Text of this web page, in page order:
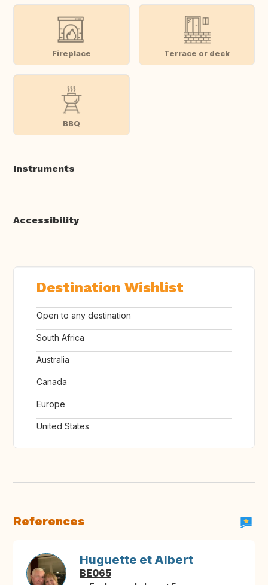
Fireplace Terrace or deck
BBQ
Instruments
Accessibility
Destination Wishlist
Open to any destination
South Africa
Australia
Canada
Europe
United States
References
Huguette et Albert
BE065